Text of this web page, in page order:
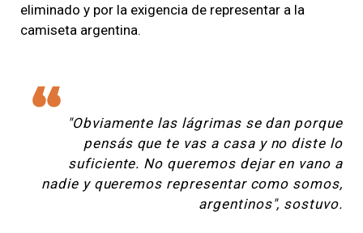
eliminado y por la exigencia de representar a la
camiseta argentina.
"Obviamente las lágrimas se dan porque
pensás que te vas a casa y no diste lo
suficiente. No queremos dejar en vano a
nadie y queremos representar como somos,
argentinos", sostuvo.